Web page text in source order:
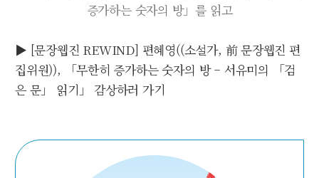
증가하는 숫자의 방」를 읽고
▶ [문장웹진 REWIND] 편혜영((소설가, 前 문장웹진 편
집위원)), 「무한히 증가하는 숫자의 방 – 서유미의 「검
은 문」 읽기」 감상하러 가기